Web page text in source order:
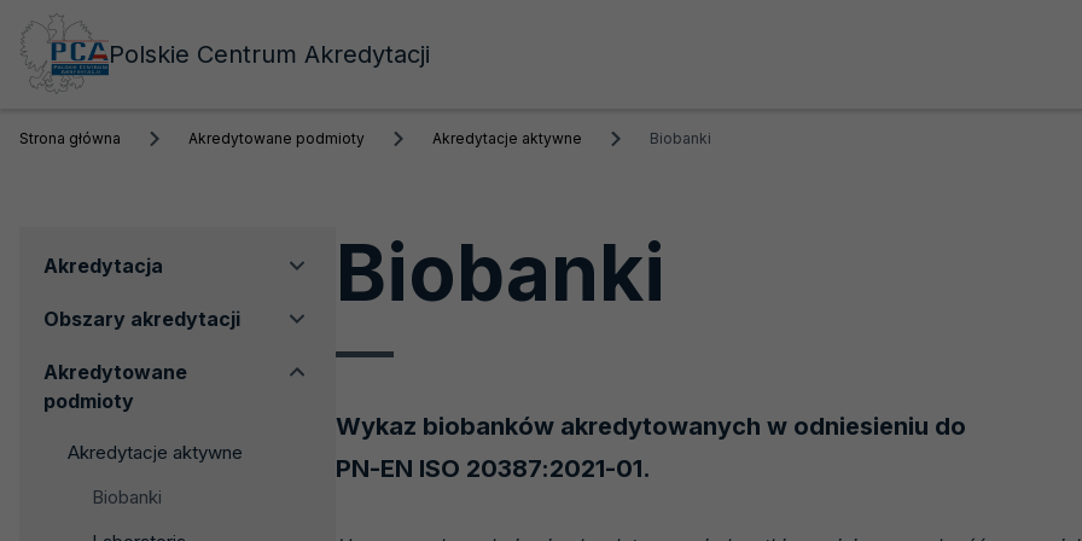
Polskie Centrum Akredytacji
Strona główna Akredytowane podmioty Akredytacje aktywne Biobanki
Menu
Akredytacja
Obszary akredytacji
Akredytowane
podmioty
Akredytacje aktywne
Biobanki
Biobanki
Wykaz biobanków akredytowanych w odniesieniu do
PN-EN ISO 20387:2021-01.